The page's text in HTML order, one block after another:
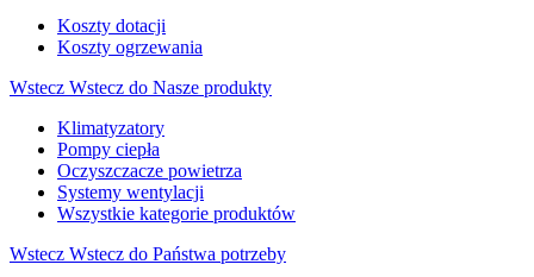
Koszty dotacji
Koszty ogrzewania
Wstecz Wstecz do Nasze produkty
Klimatyzatory
Pompy ciepła
Oczyszczacze powietrza
Systemy wentylacji
Wszystkie kategorie produktów
Wstecz Wstecz do Państwa potrzeby